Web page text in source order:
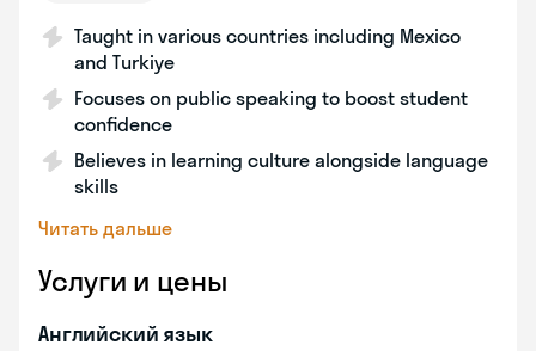
Taught in various countries including Mexico
and Turkiye
Focuses on public speaking to boost student
confidence
Believes in learning culture alongside language
skills
Читать дальше
Услуги и цены
Английский язык